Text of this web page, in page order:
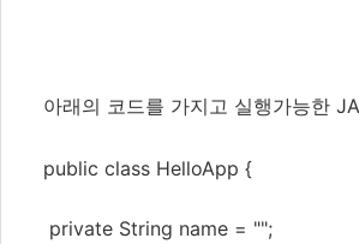
아래의 코드를 가지고 실행가능한
public class HelloApp {
private String name = "";